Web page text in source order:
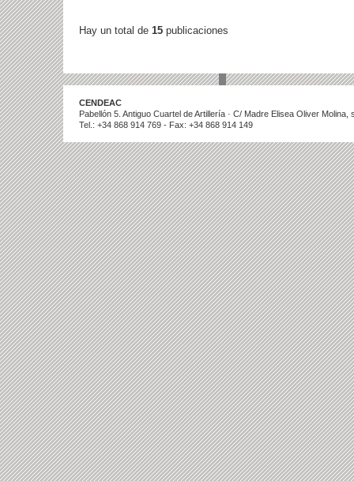
Hay un total de 15 publicaciones
CENDEAC
Pabellón 5. Antiguo Cuartel de Artillería · C/ Madre Elisea Oliver
Tel.: +34 868 914 769 - Fax: +34 868 914 149